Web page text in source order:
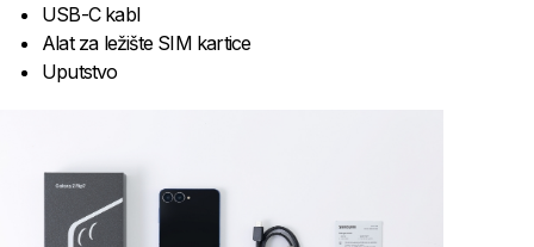
USB-C kabl
Alat za ležište SIM kartice
Uputstvo